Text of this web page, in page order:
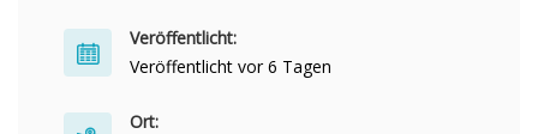
Veröffentlicht:
Veröffentlicht vor 6 Tagen
Ort: